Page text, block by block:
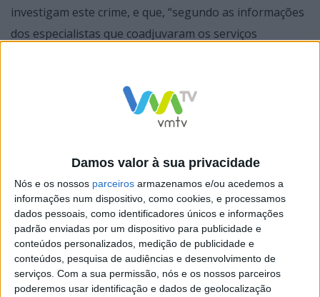
Damos valor à sua privacidade
Nós e os nossos parceiros armazenamos e/ou acedemos a
informações num dispositivo, como cookies, e processamos
dados pessoais, como identificadores únicos e informações
padrão enviadas por um dispositivo para publicidade e
conteúdos personalizados, medição de publicidade e
conteúdos, pesquisa de audiências e desenvolvimento de
serviços. Com a sua permissão, nós e os nossos parceiros
poderemos usar identificação e dados de geolocalização
investigam este crime, e que, “segundo as informações
dos especialistas que coadjuvaram os serviços
objetivo causar danos e perturbações”. O incidente
afetou a prestação de vários dos serviços que se
materializado de duas formas: a habitual encriptação
dos computadores de postos de trabalho, sistemas e
dados, e a complementar destruição em massa de
alguns suportes de dados.